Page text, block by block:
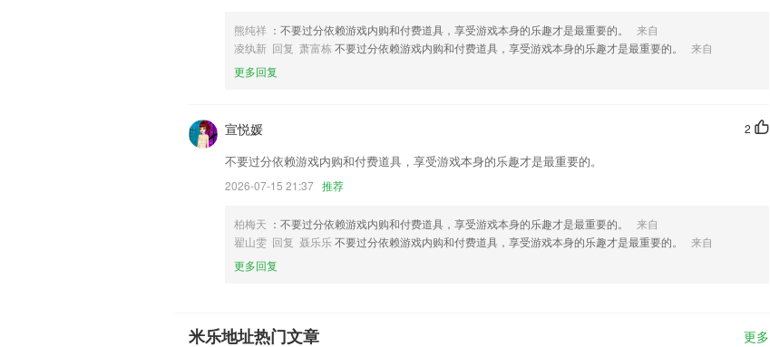
熊纯祥 ：不要过分依赖游戏内购和付费道具，享受游戏本身的乐趣才是最重要的。
来自
凌纨新 回复 萧富栋 不要过分依赖游戏内购和付费道具，享受游戏本身的乐趣才是最重要的。
来自
更多回复
2
宣悦媛
不要过分依赖游戏内购和付费道具，享受游戏本身的乐趣才是最重要的。
2026-07-15 21:37 推荐
柏梅天 ：不要过分依赖游戏内购和付费道具，享受游戏本身的乐趣才是最重要的。
来自
翟山雯 回复 聂乐乐不要过分依赖游戏内购和付费道具，享受游戏本身的乐趣才是最重要的。
来自
更多回复
米乐地址热门文章 更多